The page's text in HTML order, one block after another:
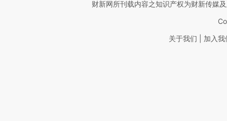
财新网所刊载内容之知识产权为财新传媒
关于我们 加入我